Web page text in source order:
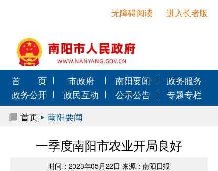
进入长者版
无障碍阅读
首 页 市政府 南阳要闻
政务服务
政务公开
政民互动 公示公告
专题专栏
首页
南阳要闻
一季度南阳市农业开局良好
时间：2023年05月22日 来源：南阳日报